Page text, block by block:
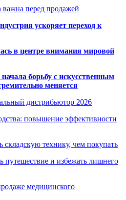
перед продажей
ускоряет переход к
в центре внимания мировой
борьбу с искусственным
меняется
дистрибьютор 2026
повышение эффективности
складскую технику, чем покупать
путешествие и избежать лишнего
медицинского